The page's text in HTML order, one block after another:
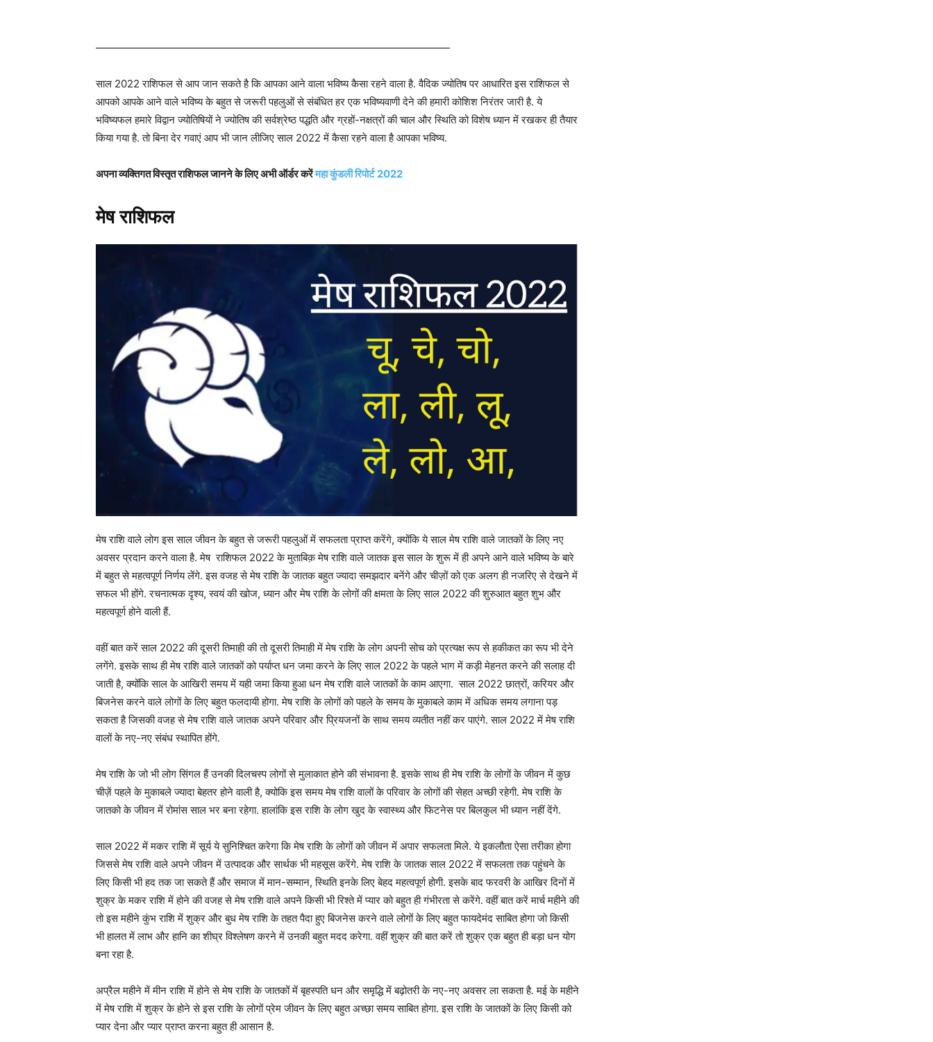
——————————————————————————————————
साल 2022 राशिफल से आप जान सकते है कि आपका आने वाला भविष्य कैसा रहने वाला है. वैदिक ज्योतिष पर आधारित इस राशिफल से
आपको आपके आने वाले भविष्य के बहुत से जरूरी पहलुओं से संबंधित हर एक भविष्यवाणी देने की हमारी कोशिश निरंतर जारी है. ये
भविष्यफल हमारे विद्वान ज्योतिषियों ने ज्योतिष की सर्वश्रेष्ठ पद्धति और ग्रहों-नक्षत्रों की चाल और स्थिति को विशेष ध्यान में रखकर ही तैयार
किया गया है. तो बिना देर गवाएं आप भी जान लीजिए साल 2022 में कैसा रहने वाला है आपका भविष्य.
अपना व्यक्तिगत विस्तृत राशिफल जानने के लिए अभी ऑर्डर करेंमहा कुंडली रिपोर्ट 2022
मेष राशिफल
मेष राशि वाले लोग इस साल जीवन के बहुत से जरूरी पहलुओं में सफलता प्राप्त करेंगे, क्योंकि ये साल मेष राशि वाले जातकों के लिए नए
अवसर प्रदान करने वाला है. मेष राशिफल 2022 के मुताबिक़ मेष राशि वाले जातक इस साल के शुरू में ही अपने आने वाले भविष्य के बारे
में बहुत से महत्वपूर्ण निर्णय लेंगे. इस वजह से मेष राशि के जातक बहुत ज्यादा समझदार बनेंगे और चीज़ों को एक अलग ही नजरिए से देखने में
सफल भी होंगे. रचनात्मक दृश्य, स्वयं की खोज, ध्यान और मेष राशि के लोगों की क्षमता के लिए साल 2022 की शुरुआत बहुत शुभ और
महत्वपूर्ण होने वाली हैं.
वहीं बात करें साल 2022 की दूसरी तिमाही की तो दूसरी तिमाही में मेष राशि के लोग अपनी सोच को प्रत्यक्ष रूप से हकीकत का रूप भी देने
लगेंगे. इसके साथ ही मेष राशि वाले जातकों को पर्याप्त धन जमा करने के लिए साल 2022 के पहले भाग में कड़ी मेहनत करने की सलाह दी
जाती है, क्योँकि साल के आखिरी समय में यही जमा किया हुआ धन मेष राशि वाले जातकों के काम आएगा. साल 2022 छात्रों, करियर और
बिजनेस करने वाले लोगों के लिए बहुत फलदायी होगा. मेष राशि के लोगों को पहले के समय के मुकाबले काम में अधिक समय लगाना पड़
सकता है जिसकी वजह से मेष राशि वाले जातक अपने परिवार और प्रियजनों के साथ समय व्यतीत नहीं कर पाएंगे. साल 2022 में मेष राशि
वालों के नए-नए संबंध स्थापित होंगे.
मेष राशि के जो भी लोग सिंगल हैं उनकी दिलचस्प लोगों से मुलाकात होने की संभावना है. इसके साथ ही मेष राशि के लोगों के जीवन में कुछ
चीज़ें पहले के मुकाबले ज्यादा बेहतर होने वाली है, क्योकि इस समय मेष राशि वालों के परिवार के लोगों की सेहत अच्छी रहेगी. मेष राशि के
जातको के जीवन में रोमांस साल भर बना रहेगा. हालांकि इस राशि के लोग खुद के स्वास्थ्य और फिटनेस पर बिलकुल भी ध्यान नहीं देंगे.
साल 2022 में मकर राशि में सूर्य ये सुनिश्चित करेगा कि मेष राशि के लोगों को जीवन में अपार सफलता मिले. ये इकलौता ऐसा तरीका होगा
जिससे मेष राशि वाले अपने जीवन में उत्पादक और सार्थक भी महसूस करेंगे. मेष राशि के जातक साल 2022 में सफलता तक पहुंचने के
लिए किसी भी हद तक जा सकते हैं और समाज में मान-सम्मान, स्थिति इनके लिए बेहद महत्वपूर्ण होगी. इसके बाद फरवरी के आखिर दिनों में
शुक्र के मकर राशि में होने की वजह से मेष राशि वाले अपने किसी भी रिश्ते में प्यार को बहुत ही गंभीरता से करेंगे. वहीं बात करें मार्च महीने की
तो इस महीने कुंभ राशि में शुक्र और बुध मेष राशि के तहत पैदा हुए बिजनेस करने वाले लोगों के लिए बहुत फायदेमंद साबित होगा जो किसी
भी हालत में लाभ और हानि का शीघ्र विश्लेषण करने में उनकी बहुत मदद करेगा. वहीं शुक्र की बात करें तो शुक्र एक बहुत ही बड़ा धन योग
बना रहा है.
अप्रैल महीने में मीन राशि में होने से मेष राशि के जातकों में बृहस्पति धन और समृद्धि में बढ़ोतरी के नए-नए अवसर ला सकता है. मई के महीने
में मेष राशि में शुक्र के होने से इस राशि के लोगों प्रेम जीवन के लिए बहुत अच्छा समय साबित होगा. इस राशि के जातकों के लिए किसी को
प्यार देना और प्यार प्राप्त करना बहुत ही आसान है.